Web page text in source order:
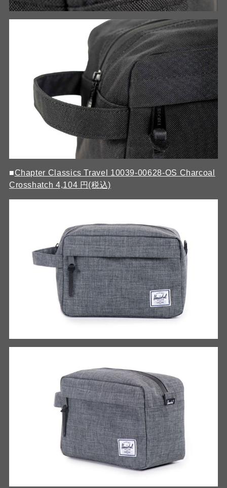
■Chapter Classics Travel 10039-00628-OS Charcoal
Crosshatch 4,104 円(税込)